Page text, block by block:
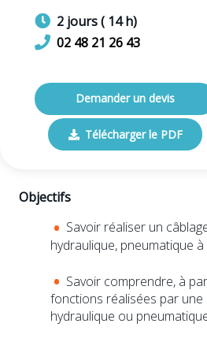
Objectifs
Savoir réaliser un
hydraulique, pneumatique à
Savoir comprendre, à
fonctions réalisées par
hydraulique ou
2 jours( 14h)
02 48 21 26 43
Demander un devis
Télécharger le PDF